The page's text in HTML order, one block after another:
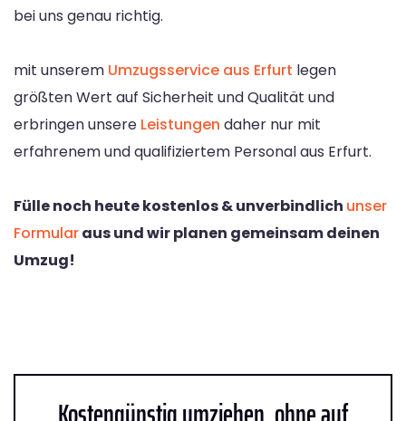
bei uns genau richtig.
mit unserem Umzugsservice aus Erfurt legen
größten Wert auf Sicherheit und Qualität und
erbringen unsere Leistungen daher nur mit
erfahrenem und qualifiziertem Personal aus Erfurt.
Fülle noch heute kostenlos & unverbindlich unser
Formularaus und wir planen gemeinsam deinen
Umzug!